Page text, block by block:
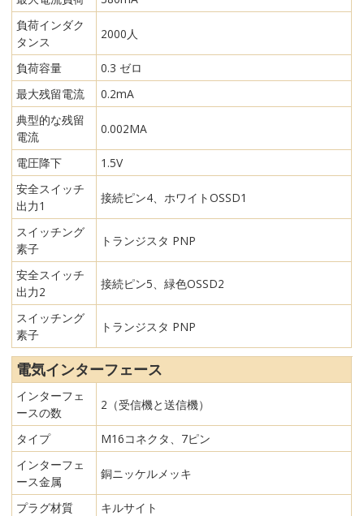
負荷インダク
タンス
2000人
負荷容量
0.3 ゼロ
最大残留電流
0.2mA
典型的な残留
電流
0.002MA
電圧降下
1.5V
安全スイッチ
出力1
接続ピン4、ホワイトOSSD1
スイッチング
素子
トランジスタ PNP
安全スイッチ
出力2
接続ピン5、緑色OSSD2
スイッチング
素子
トランジスタ PNP
電気インターフェース
インターフェ
ースの数
2（受信機と送信機）
タイプ
M16コネクタ、7ピン
インターフェ
ース金属
銅ニッケルメッキ
プラグ材質
キルサイト